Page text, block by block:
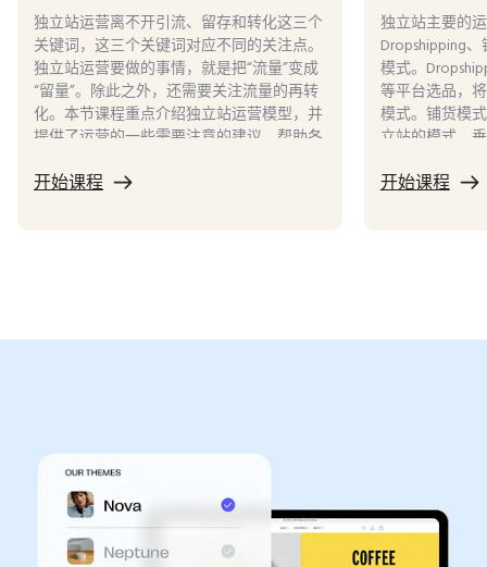
独立站运营离不开引流、留存和转化这三个
关键词，这三个关键词对应不同的关注点。
独立站运营要做的事情，就是把“流量”变成
“留量”。除此之外，还需要关注流量的再转
化。本节课程重点介绍独立站运营模型，并
提供了运营的一些需要注意的建议，帮助各
开始课程
独立站主要的
Dropshipping
模式。
等平台选品，
模式。铺货模
立站的模式。
直接面向消费
开始课程